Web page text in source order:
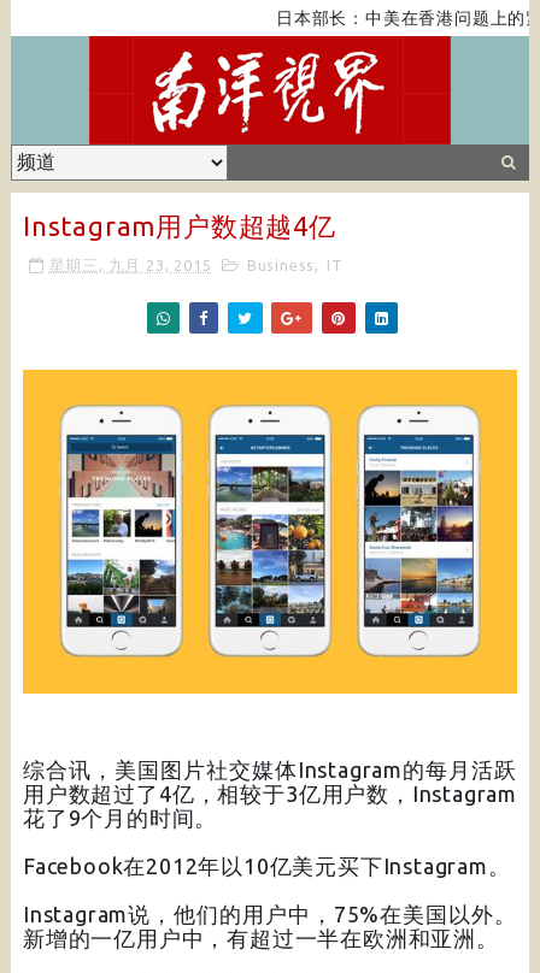
日本部长：中美在香港问题上的
Instagram用户数超越4亿
星期三, 九月 23, 2015 Business , IT
综合讯，美国图片社交媒体Instagram的每月活跃
用户数超过了4亿，相较于3亿用户数，Instagram
花了9个月的时间。
Facebook在2012年以10亿美元买下Instagram。
Instagram说，他们的用户中，75%在美国以外。
新增的一亿用户中，有超过一半在欧洲和亚洲。